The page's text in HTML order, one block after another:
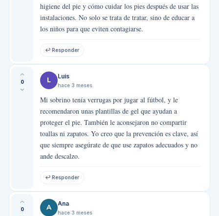
higiene del pie y cómo cuidar los pies después de usar las
instalaciones. No solo se trata de tratar, sino de educar a
los niños para que eviten contagiarse.
↩ Responder
0 L Luis
hace 3 meses
Mi sobrino tenía verrugas por jugar al fútbol, y le
recomendaron unas plantillas de gel que ayudan a
proteger el pie. También le aconsejaron no compartir
toallas ni zapatos. Yo creo que la prevención es clave, así
que siempre asegúrate de que use zapatos adecuados y no
ande descalzo.
↩ Responder
0 A Ana
hace 3 meses